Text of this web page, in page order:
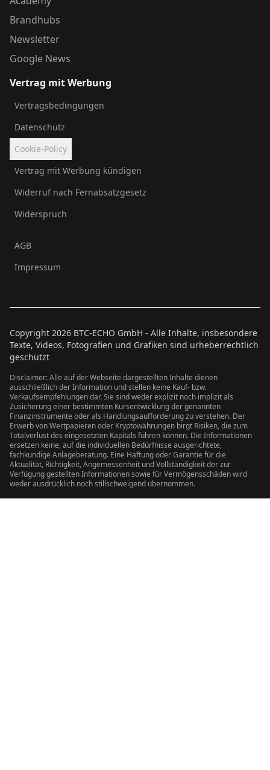
Brandhubs
Newsletter
Google News
Vertrag mit Werbung
Vertragsbedingungen
Datenschutz
Cookie-Policy
Vertrag mit Werbung kündigen
Widerruf nach Fernabsatzgesetz
Widerspruch
AGB
Impressum
Copyright 2026 BTC-ECHO GmbH - Alle Inhalte, insbesondere
Texte, Videos, Fotografien und Grafiken sind urheberrechtlich
geschützt
Disclaimer: Alle auf der Webseite dargestellten Inhalte dienen
ausschließlich der Information und stellen keine Kauf- bzw.
Verkaufsempfehlungen dar. Sie sind weder explizit noch implizit als
Zusicherung einer bestimmten Kursentwicklung der genannten
Finanzinstrumente oder als Handlungsaufforderung zu verstehen. Der
Erwerb von Wertpapieren oder Kryptowährungen birgt Risiken, die zum
Totalverlust des eingesetzten Kapitals führen können. Die Informationen
ersetzen keine, auf die individuellen Bedürfnisse ausgerichtete,
fachkundige Anlageberatung. Eine Haftung oder Garantie für die
Aktualität, Richtigkeit, Angemessenheit und Vollständigkeit der zur
Verfügung gestellten Informationen sowie für Vermögensschäden wird
weder ausdrücklich noch stillschweigend übernommen.